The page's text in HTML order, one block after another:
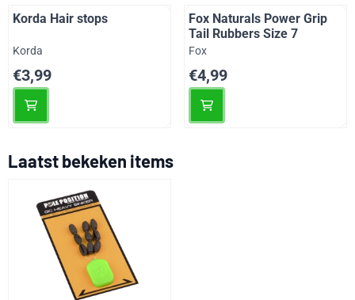
Korda Hair stops
Merk:
Korda
Prijs: 3,99
€3,99
Fox Naturals Power Grip
Tail Rubbers Size 7
Merk:
Fox
Prijs: 4,99
€4,99
Laatst bekeken items